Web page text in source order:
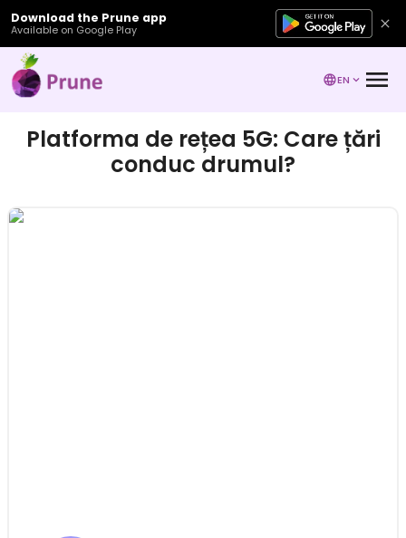
Download the Prune app
Available on Google Play
EN
Platforma de rețea 5G: Care țări
conduc drumul?